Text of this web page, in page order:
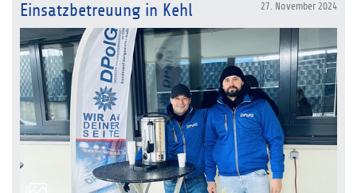
27. November 2024
Einsatzbetreuung in Kehl